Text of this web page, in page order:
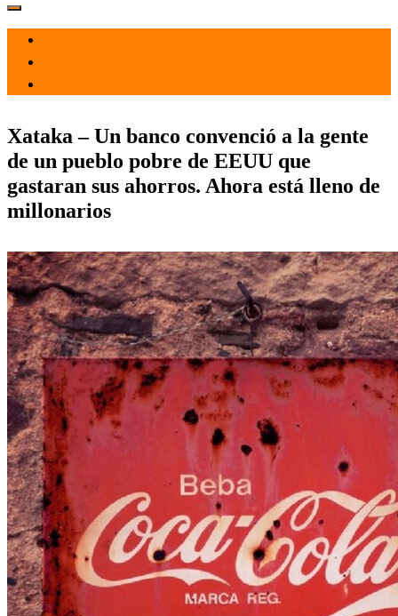
Xataka – Un banco convenció a la gente
de un pueblo pobre de EEUU que
gastaran sus ahorros. Ahora está lleno de
millonarios